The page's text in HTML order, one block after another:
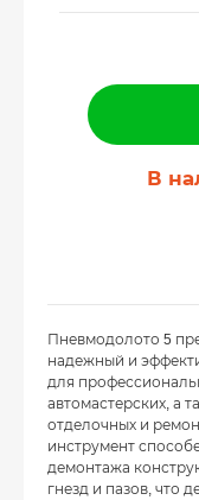
В
Пневмодолото 5
надежный и
для
автомастерских, а
отделочных и
инструмент
демонтажа
гнезд и пазов, что